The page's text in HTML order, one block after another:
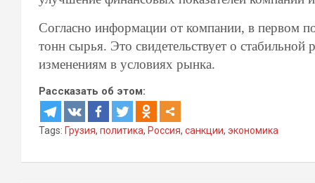
Согласно информации от компании, в первом
тонн сырья. Это свидетельствует о стабильной
изменениям в условиях рынка.
Рассказать об этом:
Tags: Грузия, политика, Россия, санкции, экономика